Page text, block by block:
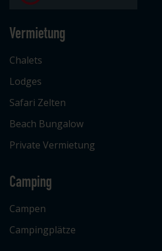
Vermietung
Chalets
Lodges
Safari Zelten
Beach Bungalow
Private Vermietung
Camping
Campen
Campingplätze